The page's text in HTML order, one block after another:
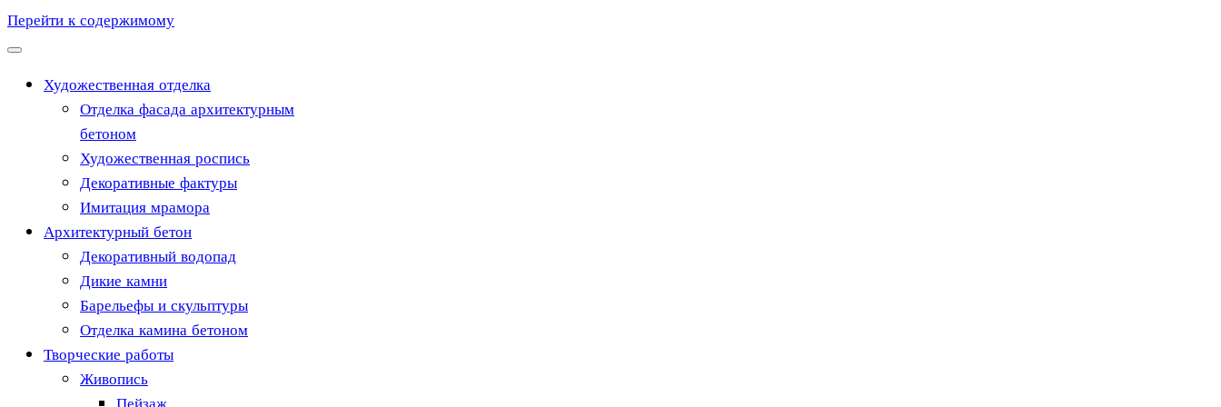
Перейти к содержимому
Художественная отделка
Отделка фасада архитектурным
бетоном
Художественная роспись
Декоративные фактуры
Имитация мрамора
Архитектурный бетон
Декоративный водопад
Дикие камни
Барельефы и скульптуры
Отделка камина бетоном
Творческие работы
Живопись
Пейзаж